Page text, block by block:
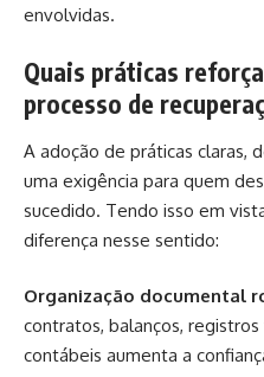
envolvidas.
Quais práticas
processo de
A adoção de práticas claras,
uma exigência para quem
sucedido. Tendo isso em
diferença nesse sentido:
Organização documental
contratos, balanços,
contábeis aumenta a